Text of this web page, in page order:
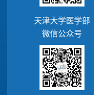
天津大学医学部
微信公众号